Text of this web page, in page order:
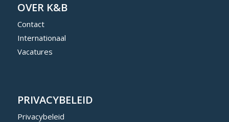
OVER K&B
Contact
Internationaal
Vacatures
PRIVACYBELEID
Privacybeleid